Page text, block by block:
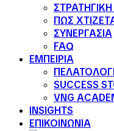
ΣΤΡΑΤΗΓΙΚΗ
ΠΩΣ
ΣΥΝΕΡΓΑΣΙΑ
FAQ
ΕΜΠΕΙΡΙΑ
SUCCESS
VNG
INSIGHTS
ΕΠΙΚΟΙΝΩΝΙΑ